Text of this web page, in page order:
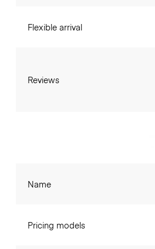
Flexible arrival
Reviews
Name
Pricing models